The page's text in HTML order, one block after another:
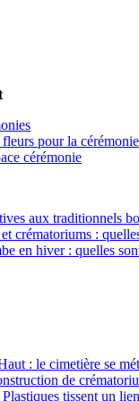
pour la cérémonie
cérémonie
aux traditionnels
crématoriums :
en hiver : quelles
: le cimetière se
de
tissent un